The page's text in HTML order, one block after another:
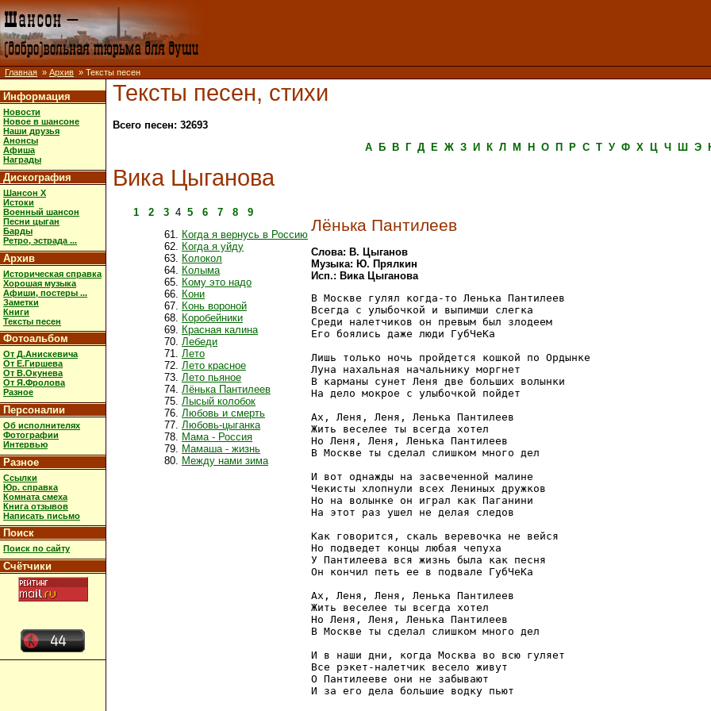
Главная » Архив » Тексты песен
Информация
Новости
Новое в шансоне
Наши друзья
Анонсы
Афиша
Награды
Дискография
Шансон X
Истоки
Военный шансон
Песни цыган
Барды
Ретро, эстрада ...
Архив
Историческая справка
Хорошая музыка
Афиши, постеры ...
Заметки
Книги
Тексты песен
Фотоальбом
От Д.Анискевича
От Е.Гиршева
От В.Окунева
От Я.Фролова
Разное
Персоналии
Об исполнителях
Фотографии
Интервью
Разное
Ссылки
Юр. справка
Комната смеха
Книга отзывов
Написать письмо
Поиск
Поиск по сайту
Счётчики
Тексты песен, стихи
Всего песен: 32693
А
Б В Г Д Е Ж З И К Л М Н О П Р С Т У Ф Х Ц Ч Ш Э
Вика Цыганова
1 2 3 4 5 6 7 8
9
Когда я вернусь в Россию
Когда я уйду
Колокол
Колыма
Кому это надо
Кони
Конь вороной
Коробейники
Красная калина
Лебеди
Лето
Лето красное
Лето пьяное
Лёнька Пантилеев
Лысый колобок
Любовь и смерть
Любовь-цыганка
Мама - Россия
Мамаша - жизнь
Между нами зима
Лёнька Пантилеев
Слова: В. Цыганов
Музыка: Ю. Прялкин
Исп.: Вика Цыганова
В Москве гулял когда-то Ленька Пантилеев
Всегда с улыбочкой и выпимши слегка
Среди налетчиков он превым был злодеем
Его боялись даже люди ГубЧеКа
Лишь только ночь пройдется кошкой по Ордынке
Луна нахальная начальнику моргнет
В карманы сунет Леня две больших волынки
На дело мокрое с улыбочкой пойдет
Ах, Леня, Леня, Ленька Пантилеев
Жить веселее ты всегда хотел
Но Леня, Леня, Ленька Пантилеев
В Москве ты сделал слишком много дел
И вот однажды на засвеченной малине
Чекисты хлопнули всех Лениных дружков
Но на волынке он играл как Паганини
На этот раз ушел не делая следов
Как говорится, скаль веревочка не вейся
Но подведет концы любая чепуха
У Пантилеева вся жизнь была как песня
Он кончил петь ее в подвале ГубЧеКа
Ах, Леня, Леня, Ленька Пантилеев
Жить веселее ты всегда хотел
Но Леня, Леня, Ленька Пантилеев
В Москве ты сделал слишком много дел
И в наши дни, когда Москва во всю гуляет
Все рэкет-налетчик весело живут
О Пантилееве они не забывают
И за его дела большие водку пьют